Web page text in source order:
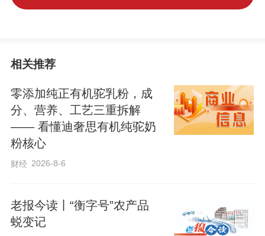
“企业起名叫膳粮，就是特意取‘善良’的谐
音。菜是入口的东西，半点糊弄不得，心
里揣着善良，才能种出让百姓吃得放心的
般的质朴与坚定，这是他扎根农业十几年
不变的底线。
相关推荐
零添加纯正有机驼乳粉，成
分、营养、工艺三重拆解
—— 看懂迪奢思有机纯驼奶
粉核心
财经 2026-8-6
老报今读丨“衡字号”农产品
蜕变记